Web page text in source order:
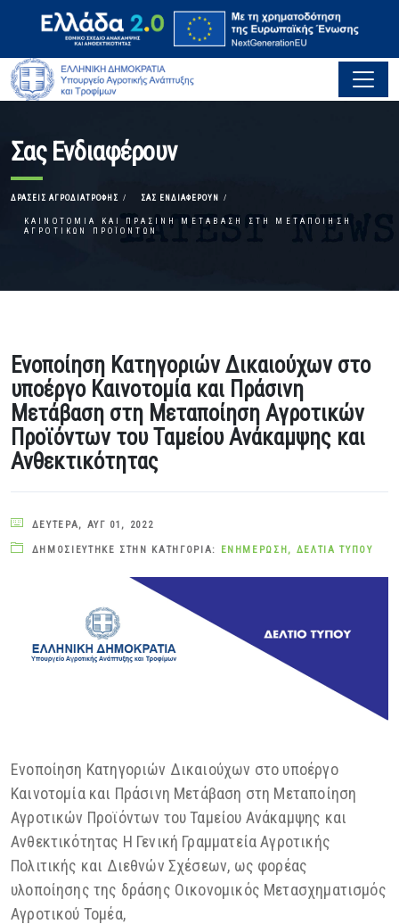
Σας Ενδιαφέρουν
ΔΡΆΣΕΙΣ ΑΓΡΟΔΙΑΤΡΟΦΉΣ ΣΑΣ ΕΝΔΙΑΦΈΡΟΥΝ
ΚΑΙΝΟΤΟΜΊΑ ΚΑΙ ΠΡΆΣΙΝΗ ΜΕΤΆΒΑΣΗ ΣΤΗ ΜΕΤΑΠΟΊΗΣΗ
ΑΓΡΟΤΙΚΏΝ ΠΡΟΪΌΝΤΩΝ
Ενοποίηση Κατηγοριών Δικαιούχων στο
υποέργο Καινοτομία και Πράσινη
Μετάβαση στη Μεταποίηση Αγροτικών
Προϊόντων του Ταμείου Ανάκαμψης και
Ανθεκτικότητας
ΔΕΥΤΈΡΑ, ΑΥΓ 01, 2022
ΔΗΜΟΣΙΕΎΤΗΚΕ ΣΤΗΝ ΚΑΤΗΓΟΡΊΑ: ΕΝΗΜΈΡΩΣΗ, ΔΕΛΤΊΑ ΤΎΠΟΥ
Ενοποίηση Κατηγοριών Δικαιούχων στο υποέργο
Καινοτομία και Πράσινη Μετάβαση στη Μεταποίηση
Αγροτικών Προϊόντων του Ταμείου Ανάκαμψης και
Ανθεκτικότητας Η Γενική Γραμματεία Αγροτικής
Πολιτικής και Διεθνών Σχέσεων, ως φορέας
υλοποίησης της δράσης Οικονομικός Μετασχηματισμός
Αγροτικού Τομέα,